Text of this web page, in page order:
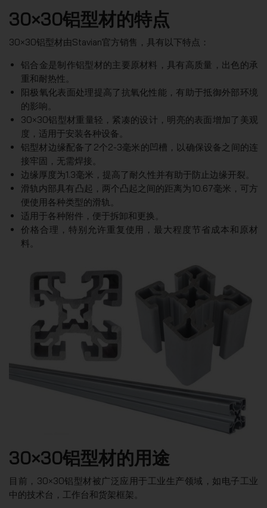
30×30铝型材的特点
30×30铝型材由Stavian官方销售，具有以下特点：
铝合金是制作铝型材的主要原材料，具有高质量，出色的承
重和耐热性。
阳极氧化表面处理提高了抗氧化性能，有助于抵御外部环境
的影响。
30×30铝型材重量轻，紧凑的设计，明亮的表面增加了美观
度，适用于安装各种设备。
铝型材边缘配备了2个2-3毫米的凹槽，以确保设备之间的连
接牢固，无需焊接。
边缘厚度为1.3毫米，提高了耐久性并有助于防止边缘开裂。
滑轨内部具有凸起，两个凸起之间的距离为10.67毫米，可方
便使用各种类型的滑轨。
适用于各种附件，便于拆卸和更换。
价格合理，特别允许重复使用，最大程度节省成本和原材
料。
30×30铝型材的用途
目前，30×30铝型材被广泛应用于工业生产领域，如电子工业
中的技术台，工作台和货架框架。